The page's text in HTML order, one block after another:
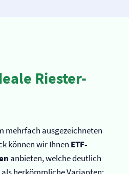
Riester-
mehrfach ausgezeichneten
können wir Ihnen ETF-
anbieten, welche deutlich